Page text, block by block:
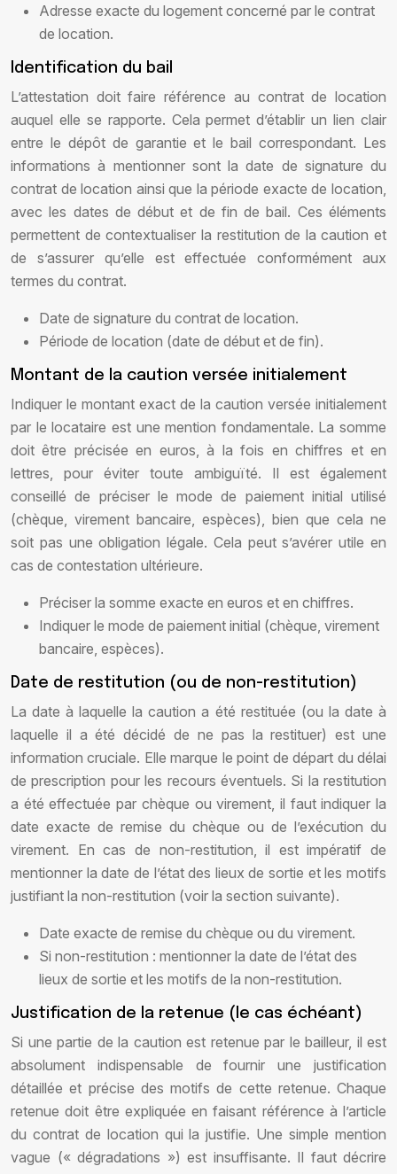
Adresse exacte du logement concerné par le contrat
de location.
Identification du bail
L’attestation doit faire référence au contrat de location
auquel elle se rapporte. Cela permet d’établir un lien clair
entre le dépôt de garantie et le bail correspondant. Les
informations à mentionner sont la date de signature du
contrat de location ainsi que la période exacte de location,
avec les dates de début et de fin de bail. Ces éléments
permettent de contextualiser la restitution de la caution et
de s’assurer qu’elle est effectuée conformément aux
termes du contrat.
Date de signature du contrat de location.
Période de location (date de début et de fin).
Montant de la caution versée initialement
Indiquer le montant exact de la caution versée initialement
par le locataire est une mention fondamentale. La somme
doit être précisée en euros, à la fois en chiffres et en
lettres, pour éviter toute ambiguïté. Il est également
conseillé de préciser le mode de paiement initial utilisé
(chèque, virement bancaire, espèces), bien que cela ne
soit pas une obligation légale. Cela peut s’avérer utile en
cas de contestation ultérieure.
Préciser la somme exacte en euros et en chiffres.
Indiquer le mode de paiement initial (chèque, virement
bancaire, espèces).
Date de restitution (ou de non-restitution)
La date à laquelle la caution a été restituée (ou la date à
laquelle il a été décidé de ne pas la restituer) est une
information cruciale. Elle marque le point de départ du délai
de prescription pour les recours éventuels. Si la restitution
a été effectuée par chèque ou virement, il faut indiquer la
date exacte de remise du chèque ou de l’exécution du
virement. En cas de non-restitution, il est impératif de
mentionner la date de l’état des lieux de sortie et les motifs
justifiant la non-restitution (voir la section suivante).
Date exacte de remise du chèque ou du virement.
Si non-restitution : mentionner la date de l’état des
lieux de sortie et les motifs de la non-restitution.
Justification de la retenue (le cas échéant)
Si une partie de la caution est retenue par le bailleur, il est
absolument indispensable de fournir une justification
détaillée et précise des motifs de cette retenue. Chaque
retenue doit être expliquée en faisant référence à l’article
du contrat de location qui la justifie. Une simple mention
vague (« dégradations ») est insuffisante. Il faut décrire